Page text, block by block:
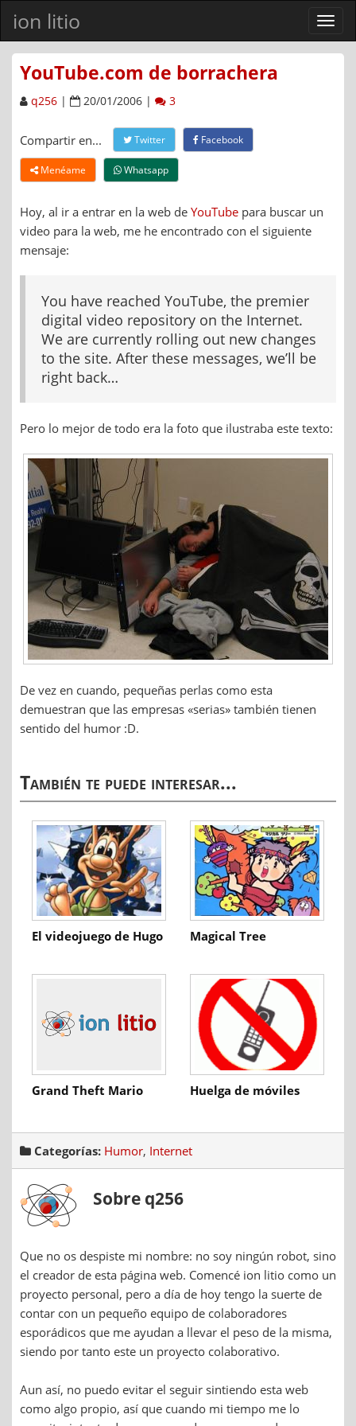
ion litio
Ver
menú
YouTube.com de borrachera
q256 | 20/01/2006 | 3
Compartir en... Twitter Facebook
Menéame Whatsapp
Hoy, al ir a entrar en la web de YouTube para buscar un
video para la web, me he encontrado con el siguiente
mensaje:
You have reached YouTube, the premier
digital video repository on the Internet.
We are currently rolling out new changes
to the site. After these messages, we’ll be
right back…
Pero lo mejor de todo era la foto que ilustraba este texto:
De vez en cuando, pequeñas perlas como esta
demuestran que las empresas «serias» también tienen
sentido del humor :D.
También te puede interesar...
El videojuego de Hugo Magical Tree
Grand Theft Mario Huelga de móviles
Categorías: Humor, Internet
Sobre q256
Que no os despiste mi nombre: no soy ningún robot, sino
el creador de esta página web. Comencé ion litio como un
proyecto personal, pero a día de hoy tengo la suerte de
contar con un pequeño equipo de colaboradores
esporádicos que me ayudan a llevar el peso de la misma,
siendo por tanto este un proyecto colaborativo.
Aun así, no puedo evitar el seguir sintiendo esta web
como algo propio, así que cuando mi tiempo me lo